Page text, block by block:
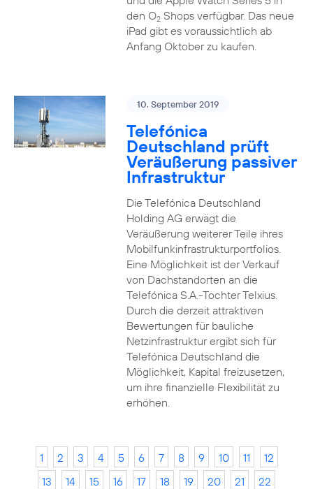
den O2Shops verfügbar. Das neue
iPad gibt es voraussichtlich ab
Anfang Oktober zu kaufen.
10. September 2019
Telefónica
Deutschland prüft
Veräußerung passiver
Infrastruktur
Die Telefónica Deutschland
Holding AG erwägt die
Veräußerung weiterer Teile ihres
Mobilfunkinfrastrukturportfolios.
Eine Möglichkeit ist der Verkauf
von Dachstandorten an die
Telefónica S.A.-Tochter Telxius.
Durch die derzeit attraktiven
Bewertungen für bauliche
Netzinfrastruktur ergibt sich für
Telefónica Deutschland die
Möglichkeit, Kapital freizusetzen,
um ihre finanzielle Flexibilität zu
erhöhen.
1 2 3 4 5 6 7 8 9 10 11
12
13
14 15 16 17 18 19 20 21
22